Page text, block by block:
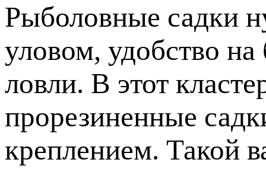
Рыболовные садки
уловом, удобство
ловли. В этот
прорезиненные
креплением. Такой